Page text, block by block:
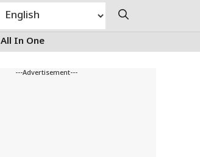
All In One
---Advertisement---